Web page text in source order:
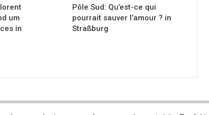
um
in
Pôle Sud: Qu’est-ce qui
pourrait sauver l’amour ? in
Straßburg